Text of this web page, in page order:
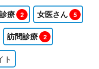
療 2 女医さん 5
訪問診療 2
ト